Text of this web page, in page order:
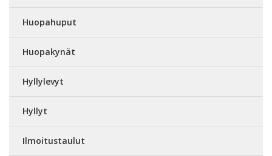
Huopahuput
Huopakynät
Hyllylevyt
Hyllyt
Ilmoitustaulut